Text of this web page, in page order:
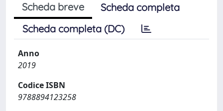
Scheda breve
Scheda completa
Scheda completa (DC)
Anno
2019
Codice ISBN
9788894123258